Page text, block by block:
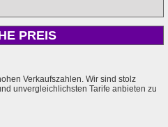
PREIS
Verkaufszahlen. Wir sind stolz
unvergleichlichsten Tarife anbieten zu